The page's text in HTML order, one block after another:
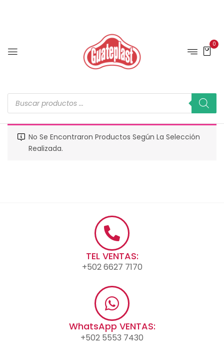
0
No Se Encontraron Productos Según La Selección
Realizada.
TEL VENTAS:
+502 6627 7170
WhatsApp VENTAS:
+502 5553 7430